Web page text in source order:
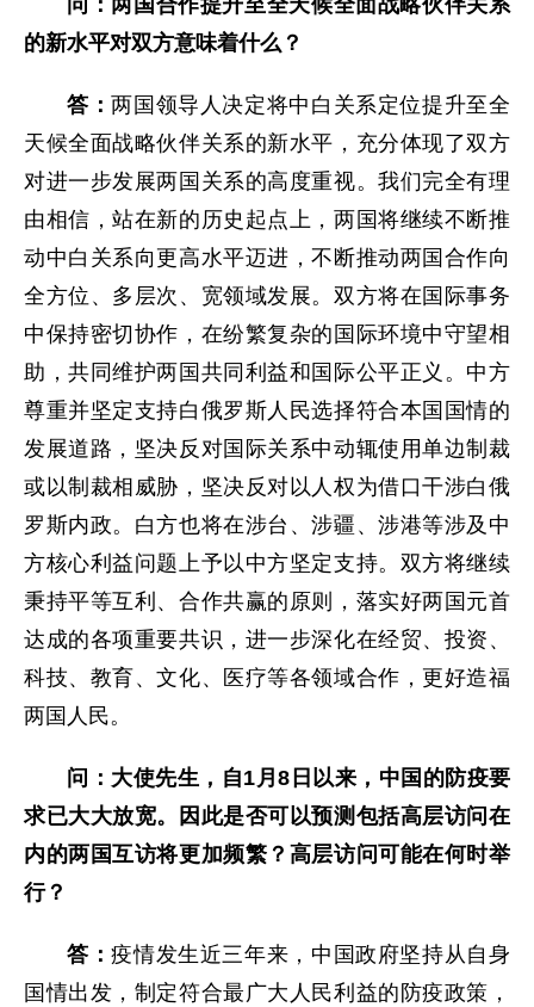
问：两国合作提升至全天候全面战略伙伴关系
的新水平对双方意味着什么？
答：两国领导人决定将中白关系定位提升至全
天候全面战略伙伴关系的新水平，充分体现了双方
对进一步发展两国关系的高度重视。我们完全有理
由相信，站在新的历史起点上，两国将继续不断推
动中白关系向更高水平迈进，不断推动两国合作向
全方位、多层次、宽领域发展。双方将在国际事务
中保持密切协作，在纷繁复杂的国际环境中守望相
助，共同维护两国共同利益和国际公平正义。中方
尊重并坚定支持白俄罗斯人民选择符合本国国情的
发展道路，坚决反对国际关系中动辄使用单边制裁
或以制裁相威胁，坚决反对以人权为借口干涉白俄
罗斯内政。白方也将在涉台、涉疆、涉港等涉及中
方核心利益问题上予以中方坚定支持。双方将继续
秉持平等互利、合作共赢的原则，落实好两国元首
达成的各项重要共识，进一步深化在经贸、投资、
科技、教育、文化、医疗等各领域合作，更好造福
两国人民。
问：大使先生，自1月8日以来，中国的防疫要
求已大大放宽。因此是否可以预测包括高层访问在
内的两国互访将更加频繁？高层访问可能在何时举
行？
答：疫情发生近三年来，中国政府坚持从自身
国情出发，制定符合最广大人民利益的防疫政策，